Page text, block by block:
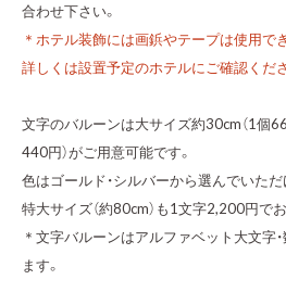
合わせ下さい。
＊ホテル装飾には画鋲やテープは使用で
詳しくは設置予定のホテルにご確認くださ
文字のバルーンは大サイズ約30cm（1個
440円）がご用意可能です。
色はゴールド・シルバーから選んでいただ
特大サイズ（約80cm）も1文字2,200円で
＊文字バルーンはアルファベット大文字
ます。